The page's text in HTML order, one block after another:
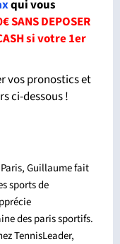
qui vous
SANS DEPOSER
si votre 1er
vos pronostics et
ci-dessous !
Paris, Guillaume fait
sports de
des paris sportifs.
TennisLeader,